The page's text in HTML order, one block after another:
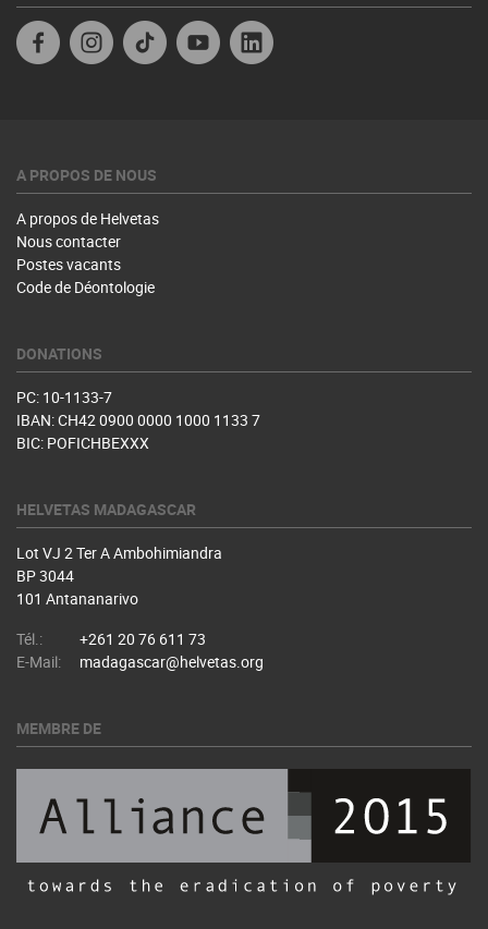
FacebookInstagramTikTok YouTube
A PROPOS DE NOUS
A propos de Helvetas
Nous contacter
Postes vacants
Code de Déontologie
DONATIONS
PC: 10-1133-7
IBAN: CH42 0900 0000 1000 1133 7
BIC: POFICHBEXXX
HELVETAS MADAGASCAR
Lot VJ 2 Ter A Ambohimiandra
BP 3044
101 Antananarivo
Tél.:
+261 20 76 611 73
E-Mail:
madagascar@helvetas.org
MEMBRE DE